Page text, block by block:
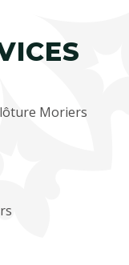
Moriers